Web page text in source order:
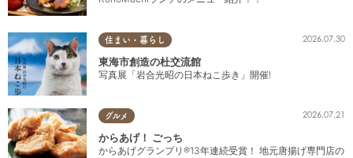
住まい・暮らし 2026.07.30
東海市創造の杜交流館
写真展「岩合光昭の日本ねこ歩き」開催!
グルメ 2026.07.21
からあげ！ ごっち
からあげグランプリ®13年連続受賞！ 地元唐揚げ専門店の